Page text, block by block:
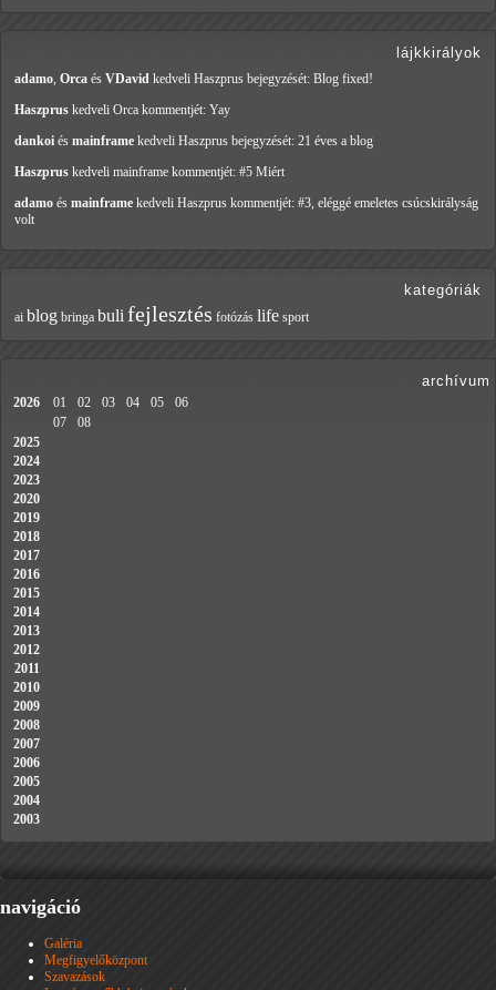
lájkkirályok
adamo, Orca és VDavid kedveli Haszprus bejegyzését: Blog fixed!
Haszprus kedveli Orca kommentjét: Yay
dankoi és mainframe kedveli Haszprus bejegyzését: 21 éves a blog
Haszprus kedveli mainframe kommentjét: #5 Miért
adamo és mainframe kedveli Haszprus kommentjét: #3, eléggé emeletes csúcskirályság
volt
kategóriák
ai blog bringa buli fejlesztés fotózás life sport
archívum
2026 01 02 03 04 05
06
07
08
2025
2024
2023
2020
2019
2018
2017
2016
2015
2014
2013
2012
2011
2010
2009
2008
2007
2006
2005
2004
2003
navigáció
Galéria
Megfigyelőközpont
Szavazások